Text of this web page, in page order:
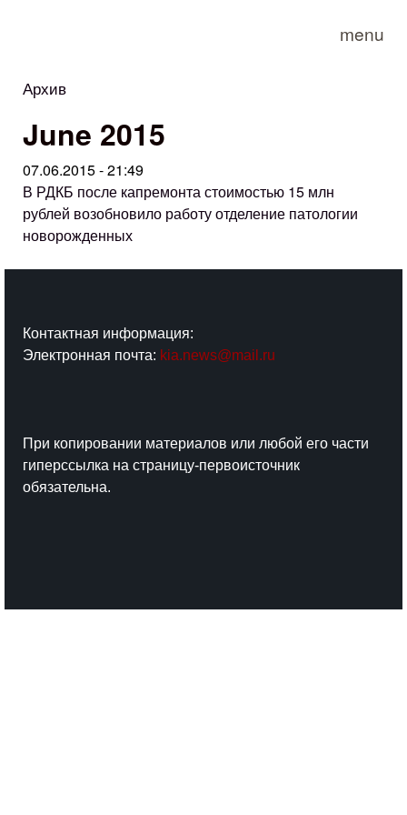
menu
You are here
Архив
June 2015
07.06.2015 - 21:49
В РДКБ после капремонта стоимостью 15 млн
рублей возобновило работу отделение патологии
новорожденных
Контактная информация:
Электронная почта: kia.news@mail.ru
При копировании материалов или любой его части
гиперссылка на страницу-первоисточник
обязательна.